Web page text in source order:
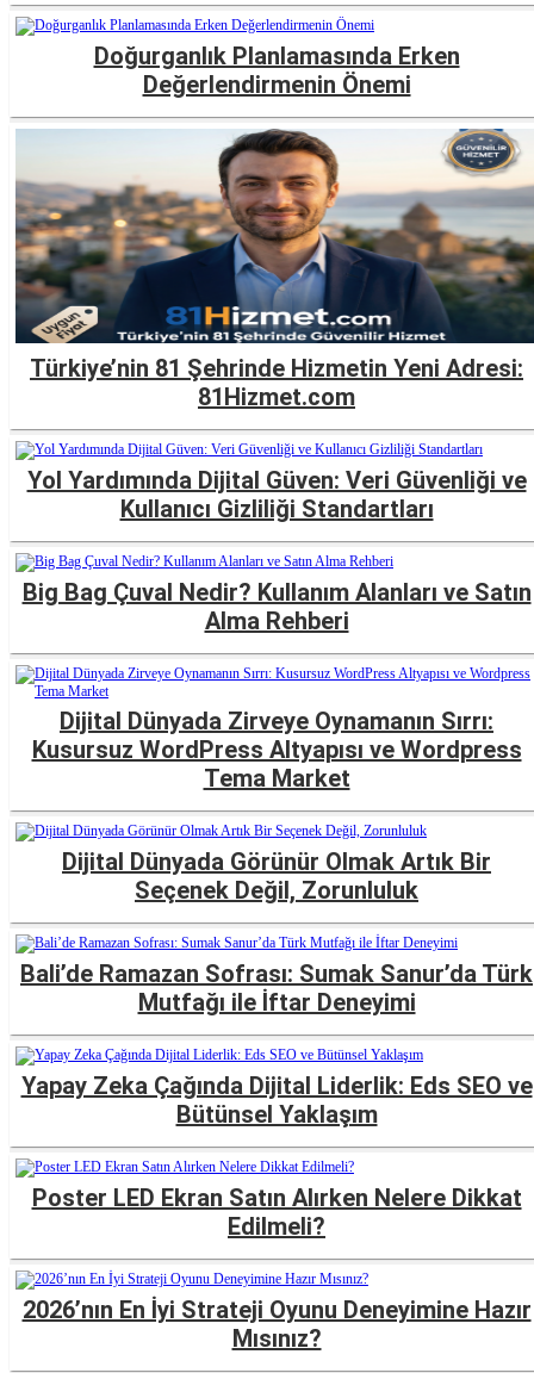
Doğurganlık Planlamasında Erken
Değerlendirmenin Önemi
Türkiye’nin 81 Şehrinde Hizmetin Yeni Adresi:
81Hizmet.com
Yol Yardımında Dijital Güven: Veri Güvenliği ve
Kullanıcı Gizliliği Standartları
Big Bag Çuval Nedir? Kullanım Alanları ve Satın
Alma Rehberi
Dijital Dünyada Zirveye Oynamanın Sırrı:
Kusursuz WordPress Altyapısı ve Wordpress
Tema Market
Dijital Dünyada Görünür Olmak Artık Bir
Seçenek Değil, Zorunluluk
Bali’de Ramazan Sofrası: Sumak Sanur’da Türk
Mutfağı ile İftar Deneyimi
Yapay Zeka Çağında Dijital Liderlik: Eds SEO ve
Bütünsel Yaklaşım
Poster LED Ekran Satın Alırken Nelere Dikkat
Edilmeli?
2026’nın En İyi Strateji Oyunu Deneyimine Hazır
Mısınız?